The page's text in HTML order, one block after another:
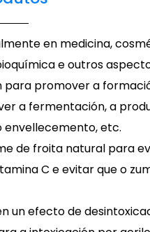
en medicina,
e outros
para promover a
a fermentación, a
envellecemento, etc.
de froita natural para
C e evitar que o
un efecto de